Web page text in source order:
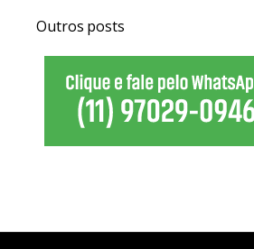
Outros posts